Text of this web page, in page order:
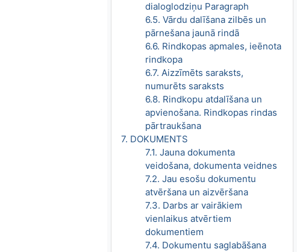
dialoglodziņu Paragraph
6.5. Vārdu dalīšana zilbēs un
pārnešana jaunā rindā
6.6. Rindkopas apmales, ieēnota
rindkopa
6.7. Aizzīmēts saraksts,
numurēts saraksts
6.8. Rindkopu atdalīšana un
apvienošana. Rindkopas rindas
pārtraukšana
7. DOKUMENTS
7.1. Jauna dokumenta
veidošana, dokumenta veidnes
7.2. Jau esošu dokumentu
atvēršana un aizvēršana
7.3. Darbs ar vairākiem
vienlaikus atvērtiem
dokumentiem
7.4. Dokumentu saglabāšana